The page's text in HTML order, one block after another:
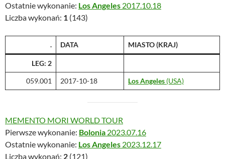
Ostatnie wykonanie: Los Angeles 2017.10.18
Liczba wykonań: 1 (143)
. DATA MIASTO (KRAJ)
LEG: 2
059.001 2017-10-18 Los Angeles (USA)
MEMENTO MORI WORLD TOUR
Pierwsze wykonanie: Bolonia 2023.07.16
Ostatnie wykonanie: Los Angeles 2023.12.17
Liczba wykonań: 2 (121)